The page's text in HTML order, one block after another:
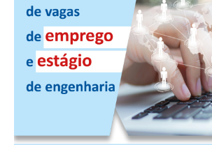
NOTÍCIAS
CONTEÚDO ESPECIAL
JORNAL DO ENGENHEIRO
AGENDA